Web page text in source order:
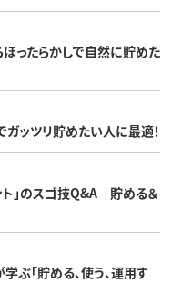
ほったらかしで自然に貯めた
ガッツリ貯めたい人に最適！
ト」のスゴ技Q&A 貯める＆
ぶ「貯める、使う、運用す